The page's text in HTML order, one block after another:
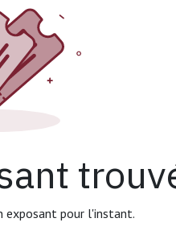
exposant pour l'instant.